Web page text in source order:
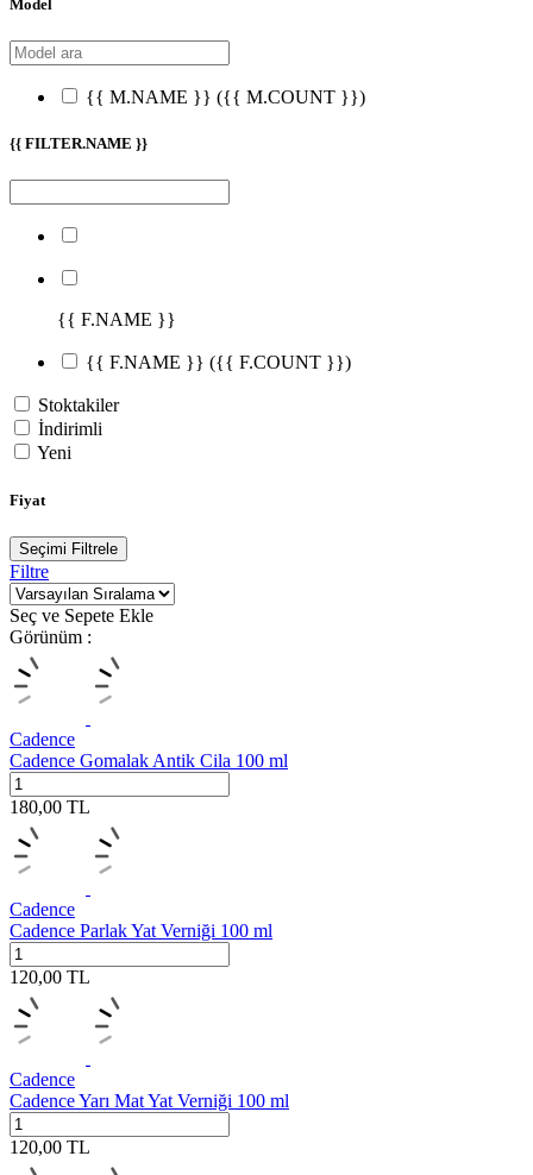
Model
{{ M.NAME }} ({{ M.COUNT }})
{{ FILTER.NAME }}
{{ F.NAME }}
{{ F.NAME }} ({{ F.COUNT }})
Stoktakiler
İndirimli
Yeni
Fiyat
Seçimi Filtrele
Filtre
Seç ve Sepete Ekle
Görünüm :
Cadence
Cadence Gomalak Antik Cila 100 ml
180,00 TL
Cadence
Cadence Parlak Yat Verniği 100 ml
120,00 TL
Cadence
Cadence Yarı Mat Yat Verniği 100 ml
120,00 TL